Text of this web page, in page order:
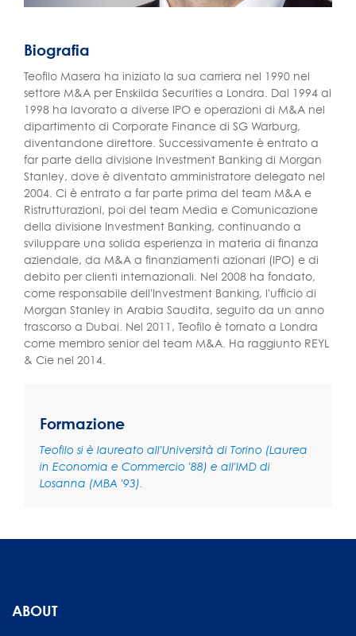
Biografia
Teofilo Masera ha iniziato la sua carriera nel 1990 nel
settore M&A per Enskilda Securities a Londra. Dal 1994 al
1998 ha lavorato a diverse IPO e operazioni di M&A nel
dipartimento di Corporate Finance di SG Warburg,
diventandone direttore. Successivamente è entrato a
far parte della divisione Investment Banking di Morgan
Stanley, dove è diventato amministratore delegato nel
2004. Ci è entrato a far parte prima del team M&A e
Ristrutturazioni, poi del team Media e Comunicazione
della divisione Investment Banking, continuando a
sviluppare una solida esperienza in materia di finanza
aziendale, da M&A a finanziamenti azionari (IPO) e di
debito per clienti internazionali. Nel 2008 ha fondato,
come responsabile dell'Investment Banking, l'ufficio di
Morgan Stanley in Arabia Saudita, seguito da un anno
trascorso a Dubai. Nel 2011, Teofilo è tornato a Londra
come membro senior del team M&A. Ha raggiunto REYL
& Cie nel 2014.
Formazione
Teofilo si è laureato all'Università di Torino (Laurea
in Economia e Commercio '88) e all'IMD di
Losanna (MBA '93).
ABOUT